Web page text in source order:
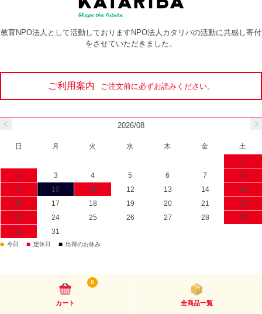
教育NPO法人として活動しておりますNPO法人カタリバの活動に共感し寄付
をさせていただきました。
ご利用案内 ご注文前に必ずお読みください。
2026/08
日 月 火 水 木 金
土
1
2
3 4 5 6 7
8
9
10 11 12 13 14
15
16
17 18 19 20 21
22
23
24 25 26 27 28
29
30
31
■ 今日 ■ 定休日 ■ 出荷のお休み
カート
0
全商品一覧